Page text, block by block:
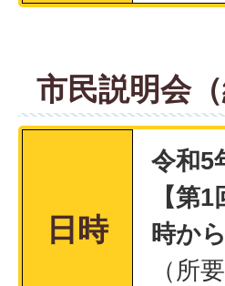
市民説明会
日時
令和5
【第
時から
（所